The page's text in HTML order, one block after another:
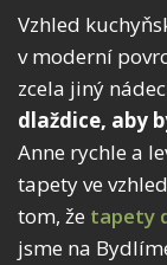
Vzhled
v moderní
zcela jiný
dlaždice, aby
Anne rychle a
tapety ve
tom, že tapety
jsme na